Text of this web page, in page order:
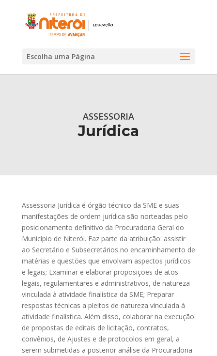
Escolha uma Página
ASSESSORIA
Jurídica
Assessoria Jurídica é órgão técnico da SME e suas
manifestações de ordem jurídica são norteadas pelo
posicionamento definitivo da Procuradoria Geral do
Município de Niterói. Faz parte da atribuição: assistir
ao Secretário e Subsecretários no encaminhamento de
matérias e questões que envolvam aspectos jurídicos
e legais; Examinar e elaborar proposições de atos
legais, regulamentares e administrativos, de natureza
vinculada à atividade finalística da SME; Preparar
respostas técnicas a pleitos de natureza vinculada à
atividade finalística. Além disso, colaborar na execução
de propostas de editais de licitação, contratos,
convênios, de Ajustes e de protocolos em geral, a
serem submetidas a posterior análise da Procuradoria